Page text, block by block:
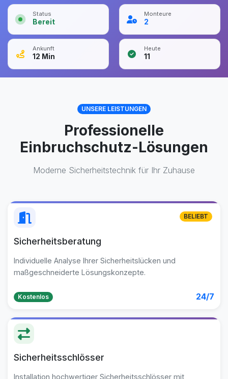
Status
Bereit
Monteure
2
Ankunft
12 Min
Heute
11
UNSERE LEISTUNGEN
Professionelle
Einbruchschutz-Lösungen
Moderne Sicherheitstechnik für Ihr Zuhause
Sicherheitsberatung
Individuelle Analyse Ihrer Sicherheitslücken und
maßgeschneiderte Lösungskonzepte.
Kostenlos 24/7
BELIEBT
Sicherheitsschlösser
Installation hochwertiger Sicherheitsschlösser mit